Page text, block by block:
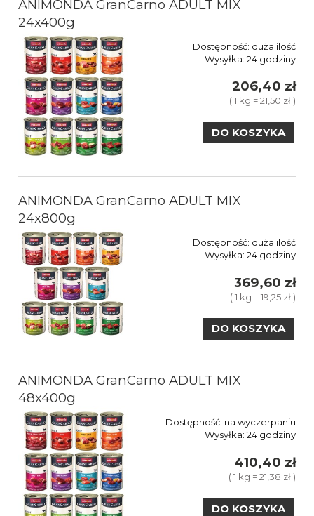
ANIMONDA GranCarno ADULT MIX
24x400g
Dostępność: duża ilość
Wysyłka: 24 godziny
206,40 zł
( 1 kg = 21,50 zł )
DO KOSZYKA
ANIMONDA GranCarno ADULT MIX
24x800g
Dostępność: duża ilość
Wysyłka: 24 godziny
369,60 zł
( 1 kg = 19,25 zł )
DO KOSZYKA
ANIMONDA GranCarno ADULT MIX
48x400g
Dostępność: na wyczerpaniu
Wysyłka: 24 godziny
410,40 zł
( 1 kg = 21,38 zł )
DO KOSZYKA